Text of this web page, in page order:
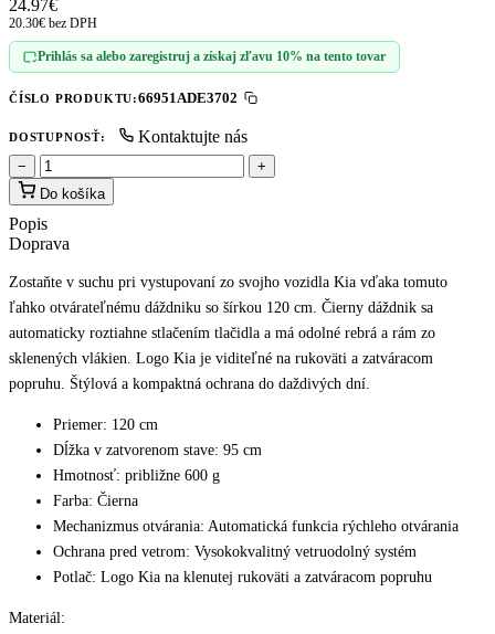
24.97€
20.30€ bez DPH
Prihlás sa alebo zaregistruj a získaj zľavu 10% na tento tovar
ČÍSLO PRODUKTU:66951ADE3702
DOSTUPNOSŤ: Kontaktujte nás
−
+
Do košíka
Popis
Doprava
Zostaňte v suchu pri vystupovaní zo svojho vozidla Kia vďaka tomuto
ľahko otvárateľnému dáždniku so šírkou 120 cm. Čierny dáždnik sa
automaticky roztiahne stlačením tlačidla a má odolné rebrá a rám zo
sklenených vlákien. Logo Kia je viditeľné na rukoväti a zatváracom
popruhu. Štýlová a kompaktná ochrana do daždivých dní.
Priemer: 120 cm
Dĺžka v zatvorenom stave: 95 cm
Hmotnosť: približne 600 g
Farba: Čierna
Mechanizmus otvárania: Automatická funkcia rýchleho otvárania
Ochrana pred vetrom: Vysokokvalitný vetruodolný systém
Potlač: Logo Kia na klenutej rukoväti a zatváracom popruhu
Materiál: